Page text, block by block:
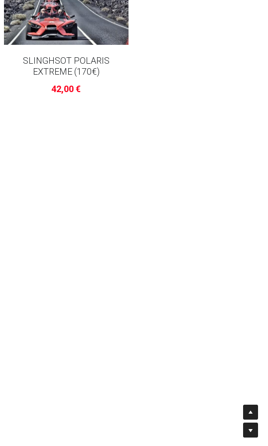
SLINGHSOT POLARIS
EXTREME (170€)
42,00 €